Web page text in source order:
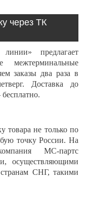
через ТК
предлагает
заказы два раза в
Доставка до
товара не только по
точку России. На
МС-партс
осуществляющими
СНГ, такими